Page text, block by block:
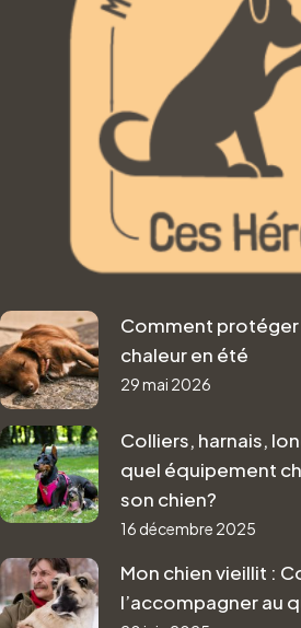
Comment protéger
chaleur en été
29 mai 2026
Colliers, harnais,
quel équipement
son chien?
16 décembre 2025
Mon chien vieillit :
l’accompagner au